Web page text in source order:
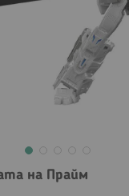
на Прайм